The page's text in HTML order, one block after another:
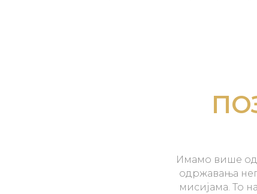
Имамо више од
одржавања
мисијама. То